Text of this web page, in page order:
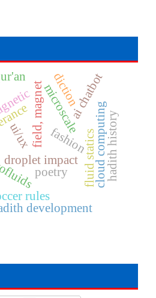
droplet impact fluid statics
microscale
field, magnet cloud computing
rules
hadith history
development
ai chatbot
ui/ux fashion
poetry
diction